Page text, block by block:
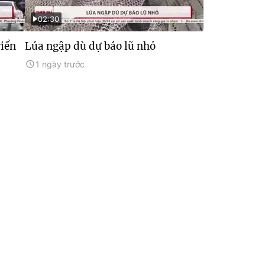
02:30
Lúa ngập dù dự báo lũ nhỏ
1 ngày trước